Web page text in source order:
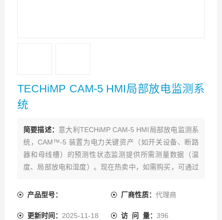
TECHiMP CAM-5 HMI局部放电监测系
统
简要描述： 意大利TECHiMP CAM-5 HMI局部放电监测系
统，CAM™-5 装置为电力关键资产（如开关设备、断路
器和母线槽）的预测性状态监测提供所需测量数据（温
度、局部放电和湿度）。现在热卖中，如需购买，可通过
产品型号：
厂商性质： 代理商
更新时间： 2025-11-18 访 问 量： 396